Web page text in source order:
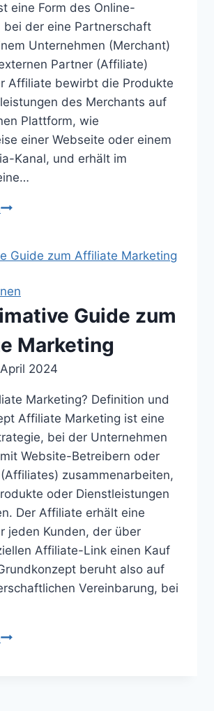
eine Form des Online-
bei der eine Partnerschaft
Unternehmen (Merchant)
Partner (Affiliate)
Affiliate bewirbt die Produkte
des Merchants auf
Plattform, wie
einer Webseite oder einem
Kanal, und erhält im
Der
zum
Alles,
was
wissen
musst
Guide zum
Marketing
2024
Marketing? Definition und
Affiliate Marketing ist eine
bei der Unternehmen
Website-Betreibern oder
zusammenarbeiten,
oder Dienstleistungen
Der Affiliate erhält eine
jeden Kunden, der über
Affiliate-Link einen Kauf
beruht also auf
Vereinbarung, bei
Der